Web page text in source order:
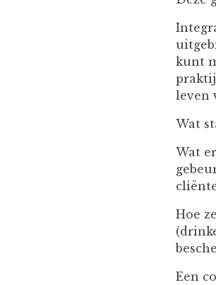
kunt
leven
Wat
Wat
Hoe
Een